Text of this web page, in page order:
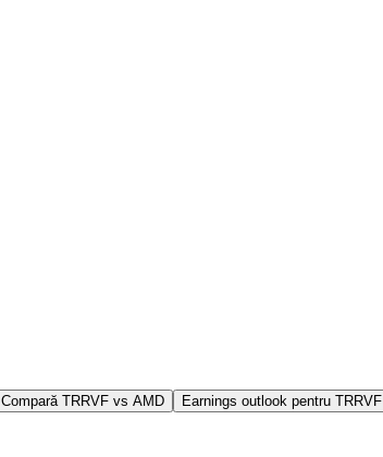
Compară TRRVF vs AMD Earnings outlook pentru TRRVF